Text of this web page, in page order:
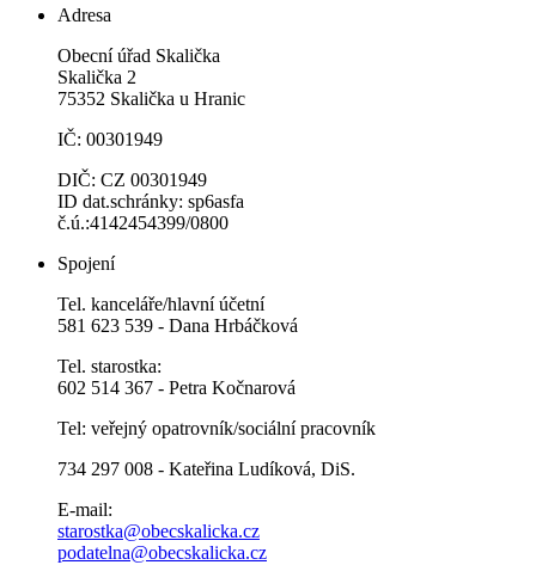
Adresa
Obecní úřad Skalička
Skalička 2
75352 Skalička u Hranic
IČ: 00301949
DIČ: CZ 00301949
ID dat.schránky: sp6asfa
č.ú.:4142454399/0800
Spojení
Tel. kanceláře/hlavní účetní
581 623 539 - Dana Hrbáčková
Tel. starostka:
602 514 367 - Petra Kočnarová
Tel: veřejný opatrovník/sociální pracovník
734 297 008 - Kateřina Ludíková, DiS.
E-mail:
starostka@obecskalicka.cz
podatelna@obecskalicka.cz